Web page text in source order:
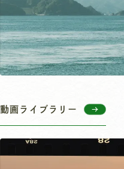
動画ライブラリー